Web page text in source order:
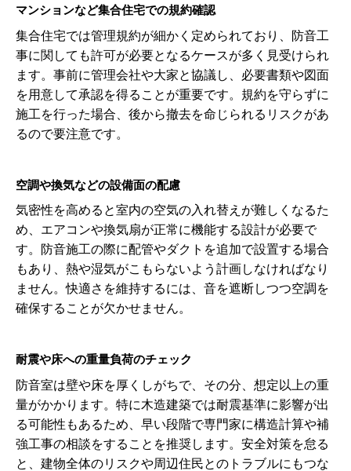
マンションなど集合住宅での規約確認
集合住宅では管理規約が細かく定められており、防音工
事に関しても許可が必要となるケースが多く見受けられ
ます。事前に管理会社や大家と協議し、必要書類や図面
を用意して承認を得ることが重要です。規約を守らずに
施工を行った場合、後から撤去を命じられるリスクがあ
るので要注意です。
空調や換気などの設備面の配慮
気密性を高めると室内の空気の入れ替えが難しくなるた
め、エアコンや換気扇が正常に機能する設計が必要で
す。防音施工の際に配管やダクトを追加で設置する場合
もあり、熱や湿気がこもらないよう計画しなければなり
ません。快適さを維持するには、音を遮断しつつ空調を
確保することが欠かせません。
耐震や床への重量負荷のチェック
防音室は壁や床を厚くしがちで、その分、想定以上の重
量がかかります。特に木造建築では耐震基準に影響が出
る可能性もあるため、早い段階で専門家に構造計算や補
強工事の相談をすることを推奨します。安全対策を怠る
と、建物全体のリスクや周辺住民とのトラブルにもつな